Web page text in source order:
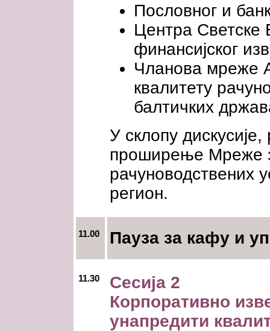
Пословног и
Центра Светске
финансијског
Чланова мреже
квалитету
балтичких
У склопу
проширење Мреже
рачуноводствених
регион.
11.00 Пауза за кафу и
11.30
Сесија 2
Корпоративно
унапредити